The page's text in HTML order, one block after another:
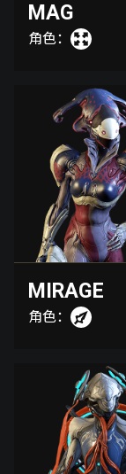
MAG
角色：
MIRAGE
角色：